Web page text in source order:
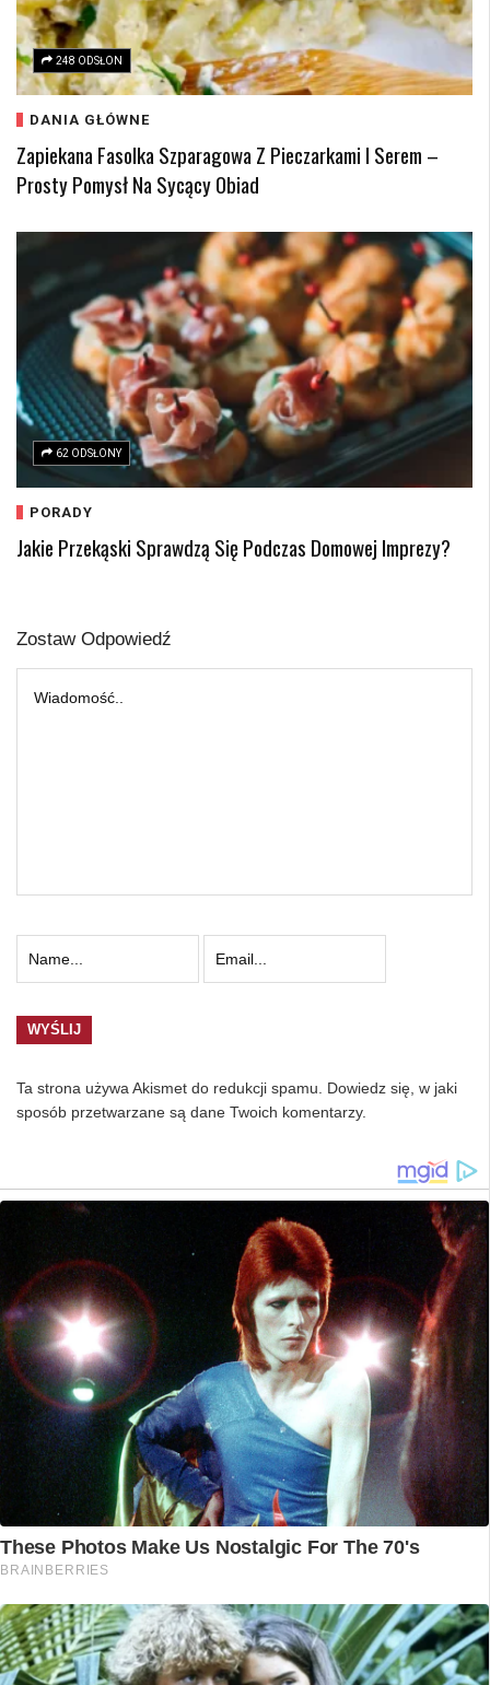
248 ODSŁON
DANIA GŁÓWNE
Zapiekana Fasolka Szparagowa Z Pieczarkami I Serem –
Prosty Pomysł Na Sycący Obiad
62 ODSŁONY
PORADY
Jakie Przekąski Sprawdzą Się Podczas Domowej Imprezy?
Zostaw Odpowiedź
Ta strona używa Akismet do redukcji spamu. Dowiedz się, w jaki
sposób przetwarzane są dane Twoich komentarzy.